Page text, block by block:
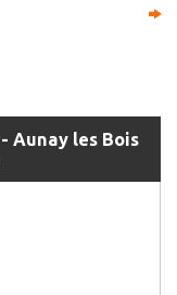
Aunay les Bois